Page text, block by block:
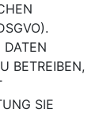
DATEN
BETREIBEN,
SIE